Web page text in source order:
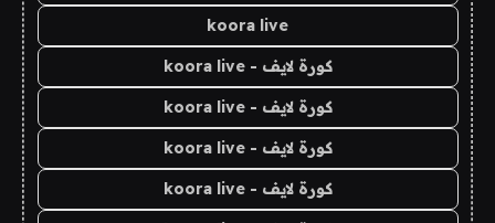
koora live
كورة لايف - koora live
كورة لايف - koora live
كورة لايف - koora live
كورة لايف - koora live